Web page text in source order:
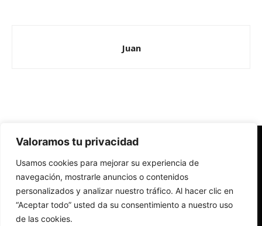
Valoramos tu privacidad
Usamos cookies para mejorar su experiencia de
navegación, mostrarle anuncios o contenidos
personalizados y analizar nuestro tráfico. Al hacer clic en
“Aceptar todo” usted da su consentimiento a nuestro uso
de las cookies.
Juan
Redes Cristianas
Una mirada alternativa sobre la Iglesia católica y la sociedad
- Colectivos de Redes Cristianas